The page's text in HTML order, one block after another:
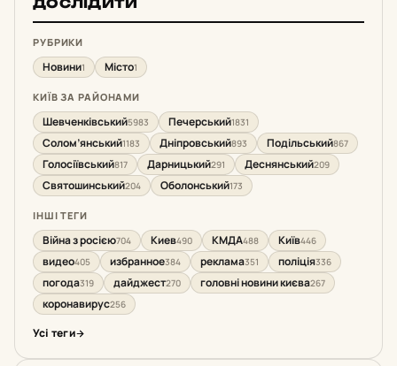
ДОСЛІДИТИ
РУБРИКИ
Новини1 Місто1
КИЇВ ЗА РАЙОНАМИ
Шевченківський5983 Печерський1831
Солом’янський1183 Дніпровський893 Подільський867
Голосіївський817 Дарницький291 Деснянський209
Святошинський204 Оболонський173
ІНШІ ТЕГИ
Війна з росією704 Киев490 КМДА488 Київ446
видео405 избранное384 реклама351 поліція336
погода319 дайджест270 головні новини києва267
коронавирус256
Усі теги